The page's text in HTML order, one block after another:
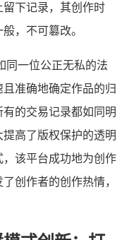
下记录，其创作时
，不可篡改。
同一位公正无私的法
准确地确定作品的归
的交易记录都如同明
高了版权保护的透明
该平台成功地为创作
创作者的创作热情，